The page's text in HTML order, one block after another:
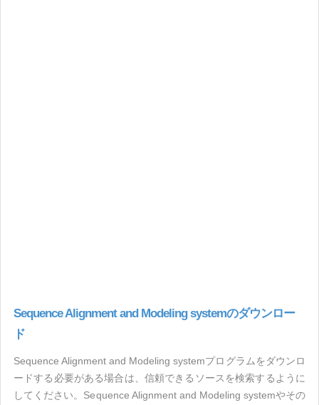
Sequence Alignment and Modeling systemのダウンロー
ド
Sequence Alignment and Modeling systemプログラムをダウンロ
ードする必要がある場合は、信頼できるソースを検索するように
してください。Sequence Alignment and Modeling systemやその